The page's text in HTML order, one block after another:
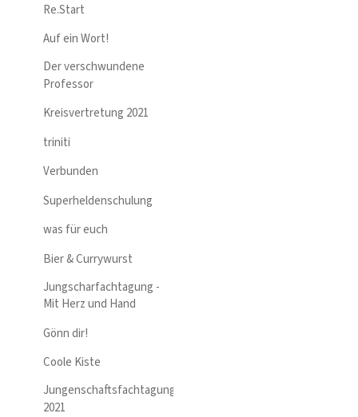
Re.Start
Auf ein Wort!
Der verschwundene
Professor
Kreisvertretung 2021
triniti
Verbunden
Superheldenschulung
was für euch
Bier & Currywurst
Jungscharfachtagung -
Mit Herz und Hand
Gönn dir!
Coole Kiste
Jungenschaftsfachtagung
2021